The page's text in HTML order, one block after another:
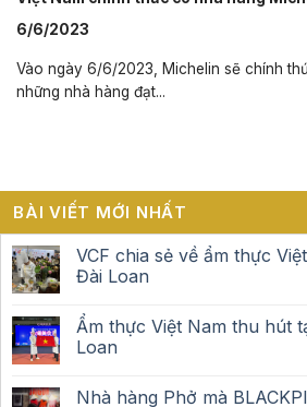
6/6/2023
Vào ngày 6/6/2023, Michelin sẽ chính
những nhà hàng đạt...
BÀI VIẾT MỚI NHẤT
VCF chia sẻ về ẩm thực
Đài Loan
Ẩm thực Việt Nam thu hút
Loan
Nhà hàng Phở mà